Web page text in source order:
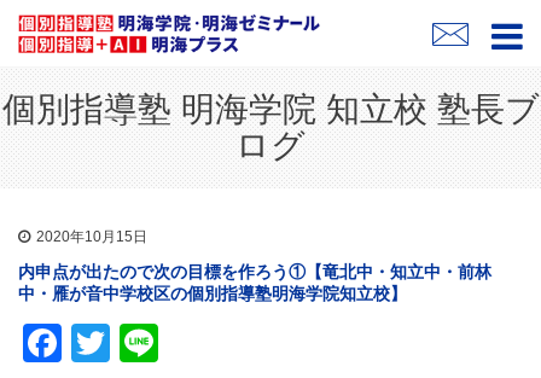
個別指導塾 明海学院 知立校 塾長ブ
ログ
2020年10月15日
内申点が出たので次の目標を作ろう①【竜北中・知立中・前林
中・雁が音中学校区の個別指導塾明海学院知立校】
Facebook
Twitter